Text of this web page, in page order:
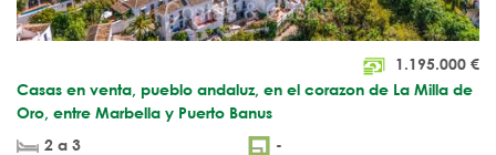
1.195.000 €
Casas en venta, pueblo andaluz, en el corazon de La Milla de
Oro, entre Marbella y Puerto Banus
2 a 3
-